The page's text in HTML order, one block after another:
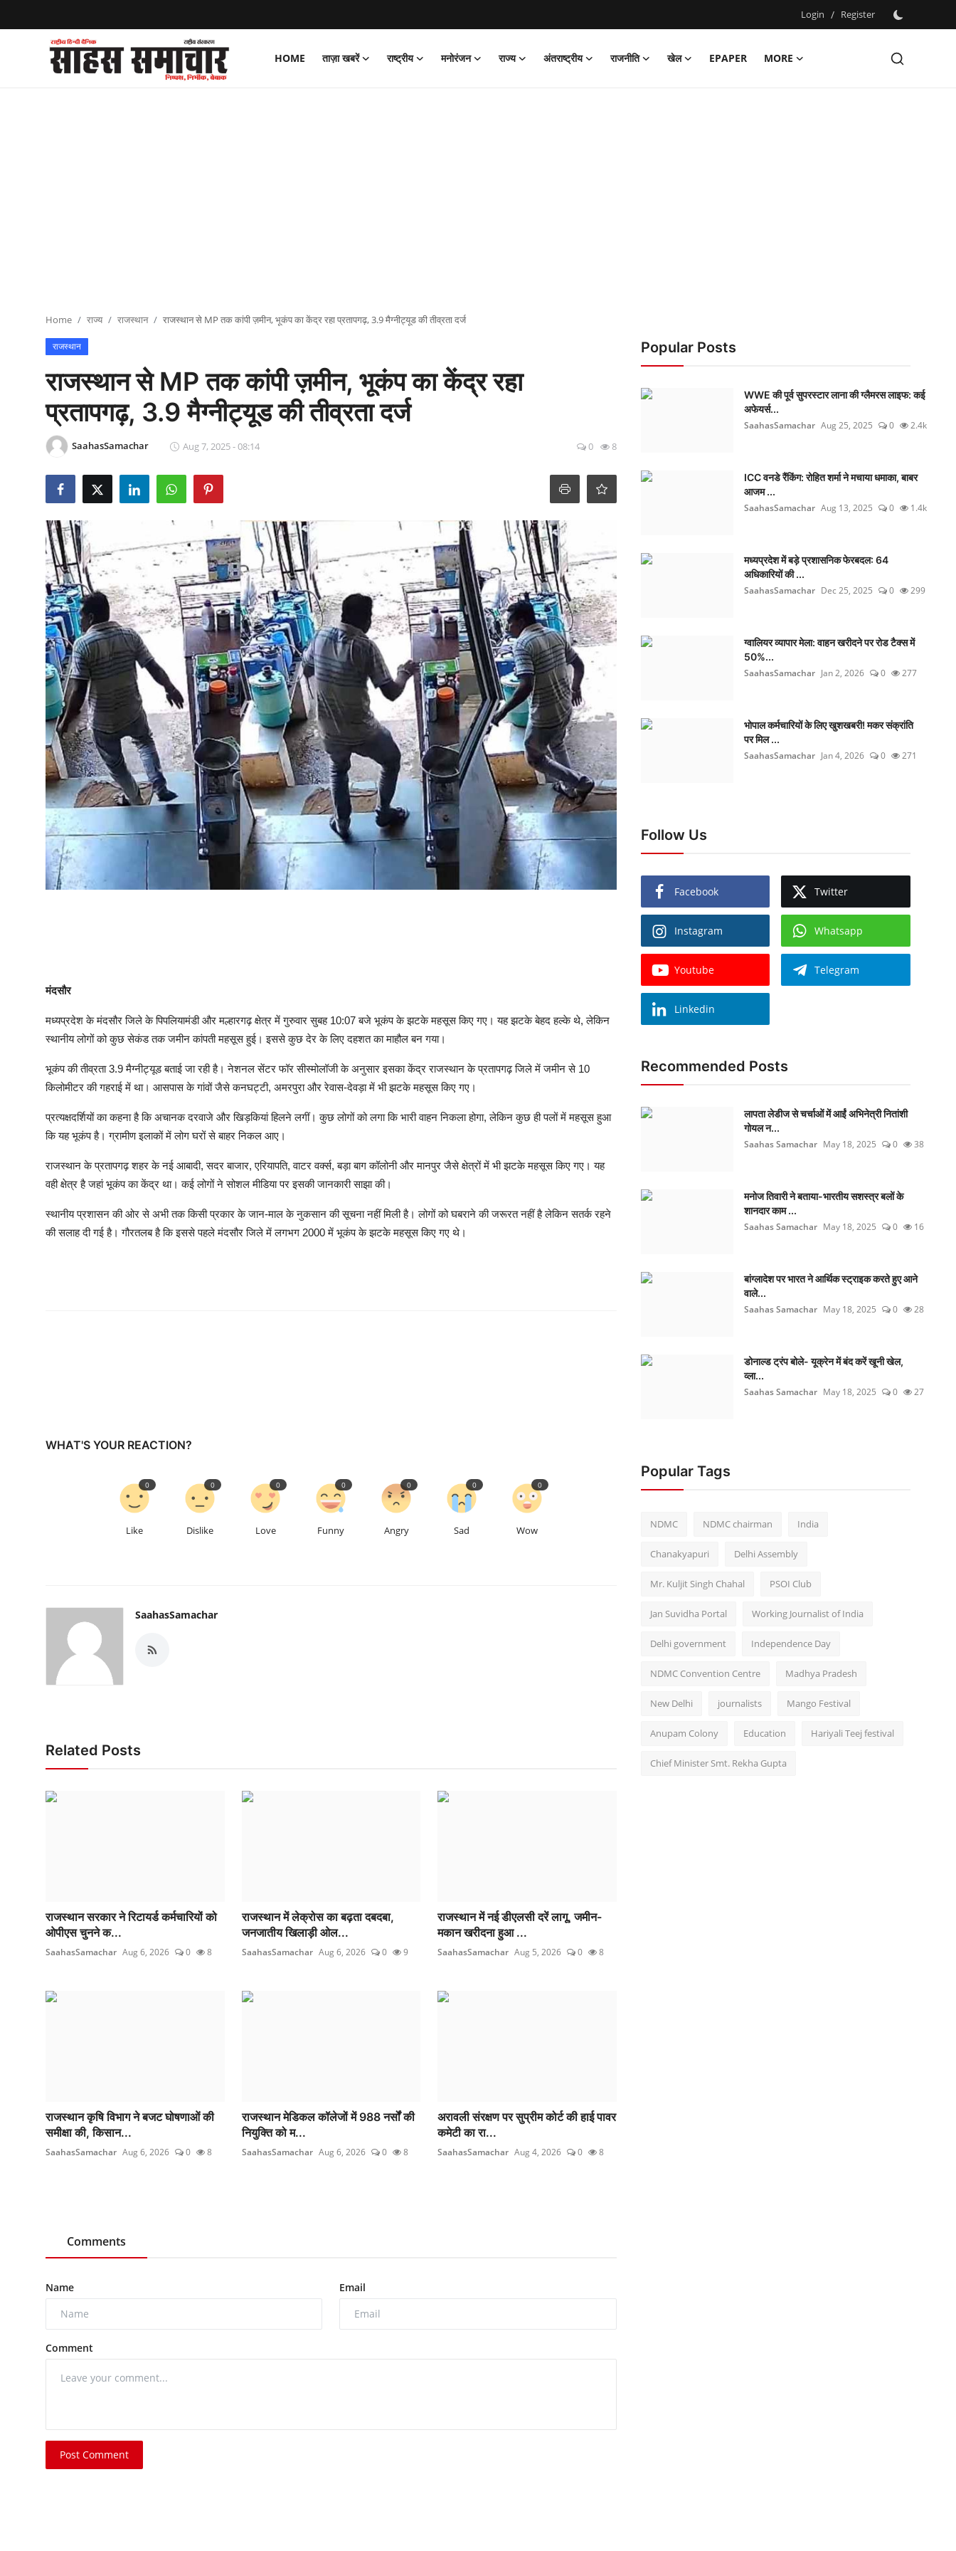
Login / Register
HOME ताज़ा खबरें राष्ट्रीय मनोरंजन राज्य अंतराष्ट्रीय राजनीति खेल EPAPER
MORE
Register
Home राज्य राजस्थान राजस्थान से MP तक कांपी ज़मीन, भूकंप का केंद्र रहा प्रतापगढ़, 3.9 मैग्नीट्यूड की तीव्रता दर्ज
राजस्थान
राजस्थान से MP तक कांपी ज़मीन, भूकंप का केंद्र रहा
प्रतापगढ़, 3.9 मैग्नीट्यूड की तीव्रता दर्ज
SaahasSamachar Aug 7, 2025 - 08:14 0 8
मंदसौर
मध्यप्रदेश के मंदसौर जिले के पिपलियामंडी और मल्हारगढ़ क्षेत्र में गुरुवार सुबह 10:07 बजे भूकंप के झटके महसूस किए गए। यह झटके बेहद हल्के थे, लेकिन
स्थानीय लोगों को कुछ सेकंड तक जमीन कांपती महसूस हुई। इससे कुछ देर के लिए दहशत का माहौल बन गया।
भूकंप की तीव्रता 3.9 मैग्नीट्यूड बताई जा रही है। नेशनल सेंटर फॉर सीस्मोलॉजी के अनुसार इसका केंद्र राजस्थान के प्रतापगढ़ जिले में जमीन से 10
किलोमीटर की गहराई में था। आसपास के गांवों जैसे कनघट्टी, अमरपुरा और रेवास-देवड़ा में भी झटके महसूस किए गए।
प्रत्यक्षदर्शियों का कहना है कि अचानक दरवाजे और खिड़कियां हिलने लगीं। कुछ लोगों को लगा कि भारी वाहन निकला होगा, लेकिन कुछ ही पलों में महसूस हुआ
कि यह भूकंप है। ग्रामीण इलाकों में लोग घरों से बाहर निकल आए।
राजस्थान के प्रतापगढ़ शहर के नई आबादी, सदर बाजार, एरियापति, वाटर वर्क्स, बड़ा बाग कॉलोनी और मानपुर जैसे क्षेत्रों में भी झटके महसूस किए गए। यह
वही क्षेत्र है जहां भूकंप का केंद्र था। कई लोगों ने सोशल मीडिया पर इसकी जानकारी साझा की।
स्थानीय प्रशासन की ओर से अभी तक किसी प्रकार के जान-माल के नुकसान की सूचना नहीं मिली है। लोगों को घबराने की जरूरत नहीं है लेकिन सतर्क रहने
की सलाह दी गई है। गौरतलब है कि इससे पहले मंदसौर जिले में लगभग 2000 में भूकंप के झटके महसूस किए गए थे।
WHAT'S YOUR REACTION?
Like
0
Dislike
0
Love
0
Funny
0
Angry
0
Sad
0
Wow
0
SaahasSamachar
Related Posts
राजस्थान सरकार ने रिटायर्ड कर्मचारियों को
ओपीएस चुनने क...
SaahasSamachar Aug 6, 2026 0 8
राजस्थान में लेक्रोस का बढ़ता दबदबा,
जनजातीय खिलाड़ी ओल...
SaahasSamachar Aug 6, 2026 0 9
राजस्थान में नई डीएलसी दरें लागू, जमीन-
मकान खरीदना हुआ ...
SaahasSamachar Aug 5, 2026 0 8
राजस्थान कृषि विभाग ने बजट घोषणाओं की
समीक्षा की, किसान...
SaahasSamachar Aug 6, 2026 0 8
राजस्थान मेडिकल कॉलेजों में 988 नर्सों की
नियुक्ति को म...
SaahasSamachar Aug 6, 2026 0 8
अरावली संरक्षण पर सुप्रीम कोर्ट की हाई पावर
कमेटी का रा...
SaahasSamachar Aug 4, 2026 0 8
Comments
Name Email
Comment
Post Comment
Popular Posts
WWE की पूर्व सुपरस्टार लाना की ग्लैमरस लाइफ: कई
अफेयर्स...
SaahasSamachar Aug 25, 2025 0 2.4k
ICC वनडे रैंकिंग: रोहित शर्मा ने मचाया धमाका, बाबर
आजम ...
SaahasSamachar Aug 13, 2025 0 1.4k
मध्यप्रदेश में बड़े प्रशासनिक फेरबदल: 64
अधिकारियों की ...
SaahasSamachar Dec 25, 2025 0 299
ग्वालियर व्यापार मेला: वाहन खरीदने पर रोड टैक्स में
50%...
SaahasSamachar Jan 2, 2026 0 277
भोपाल कर्मचारियों के लिए खुशखबरी! मकर संक्रांति
पर मिल ...
SaahasSamachar Jan 4, 2026 0 271
Follow Us
Facebook Twitter
Instagram Whatsapp
Youtube Telegram
Linkedin
Recommended Posts
लापता लेडीज से चर्चाओं में आईं अभिनेत्री नितांशी
गोयल न...
Saahas Samachar May 18, 2025 0 38
मनोज तिवारी ने बताया-भारतीय सशस्त्र बलों के
शानदार काम ...
Saahas Samachar May 18, 2025 0 16
बांग्लादेश पर भारत ने आर्थिक स्ट्राइक करते हुए आने
वाले...
Saahas Samachar May 18, 2025 0 28
डोनाल्ड ट्रंप बोले- यूक्रेन में बंद करें खूनी खेल,
व्ला...
Saahas Samachar May 18, 2025 0 27
Popular Tags
NDMC NDMC chairman India
Chanakyapuri Delhi Assembly
Mr. Kuljit Singh Chahal PSOI Club
Jan Suvidha Portal Working Journalist of India
Delhi government Independence Day
NDMC Convention Centre Madhya Pradesh
New Delhi journalists Mango Festival
Anupam Colony Education Hariyali Teej festival
Chief Minister Smt. Rekha Gupta